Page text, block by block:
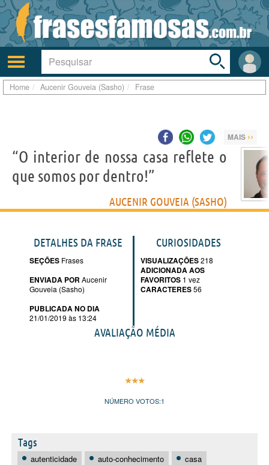
Ativar/desativar
a
navegação
Área
do
Toggle
search
bar
Home Aucenir Gouveia (Sasho) Frase
MAIS ››
“O interior de nossa casa reflete o
que somos por dentro!”
AUCENIR GOUVEIA (SASHO)
DETALHES DA FRASE
SEÇÕES Frases
ENVIADA POR Aucenir
Gouveia (Sasho)
PUBLICADA NO DIA
21/01/2019 às 13:24
CURIOSIDADES
VISUALIZAÇÕES218
ADICIONADA AOS
FAVORITOS 1 vez
CARACTERES56
AVALIAÇÃO MÉDIA
NÚMERO VOTOS:1
Tags
autenticidade auto-conhecimento casa